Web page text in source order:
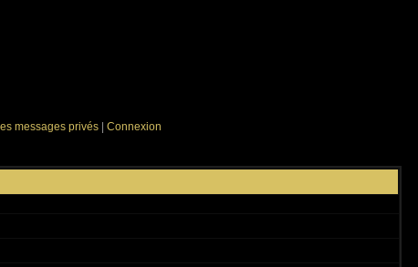
messages privés Connexion